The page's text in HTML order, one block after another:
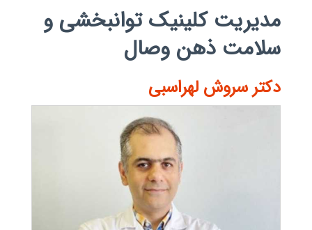
مدیریت کلینیک توانبخشی و
سلامت ذهن وصال
دکتر سروش لهراسبی